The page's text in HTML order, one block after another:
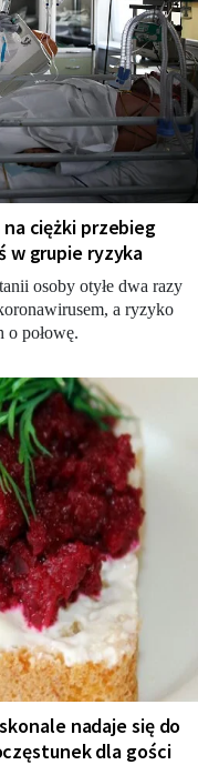
ciężki przebieg
w grupie ryzyka
osoby otyłe dwa razy
a ryzyko
o połowę.
nadaje się do
dla gości